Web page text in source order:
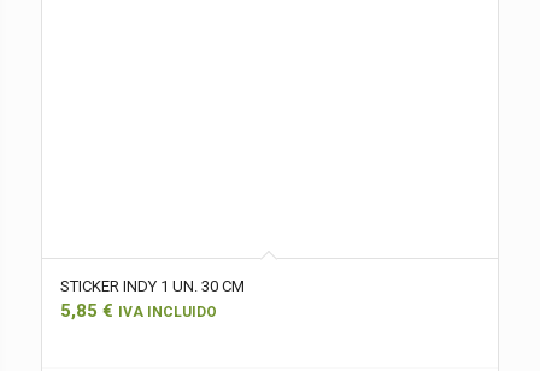
STICKER INDY 1 UN. 30 CM
5,85 € IVA INCLUIDO